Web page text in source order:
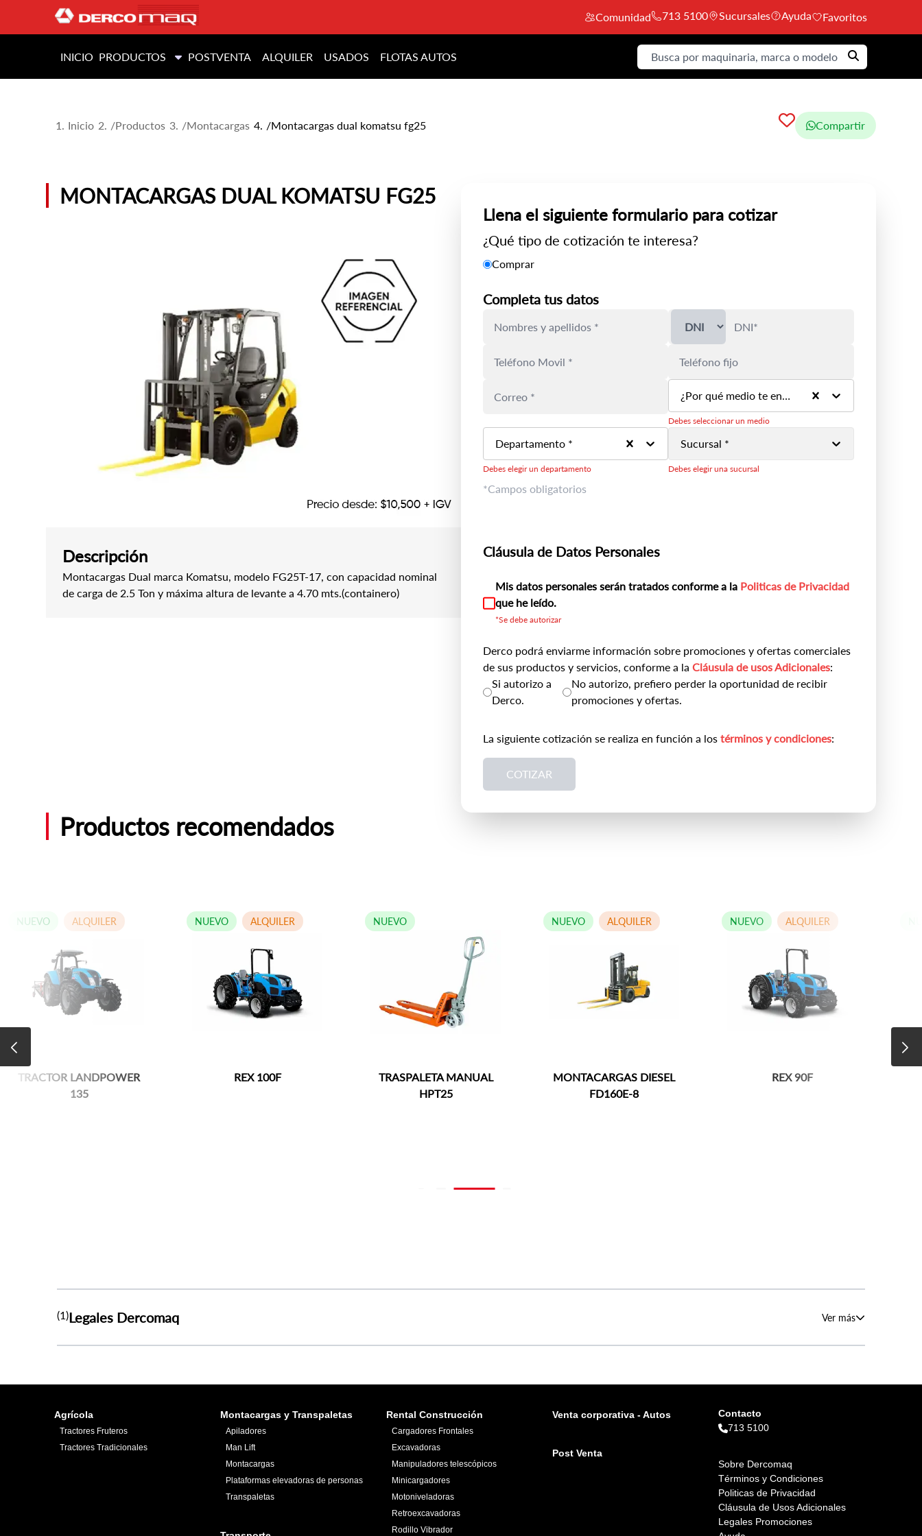
Comunidad 713 5100 Sucursales Ayuda Favoritos
INICIO PRODUCTOS POSTVENTA ALQUILER USADOS FLOTAS AUTOS
Inicio /Productos /Montacargas /Montacargas dual komatsu fg25 Compartir
MONTACARGAS DUAL KOMATSU FG25
Descripción
Montacargas Dual marca Komatsu, modelo FG25T-17, con capacidad nominal
de carga de 2.5 Ton y máxima altura de levante a 4.70 mts.(containero)
Llena el siguiente formulario para cotizar
¿Qué tipo de cotización te interesa?
Comprar
Completa tus datos
¿Por qué medio te enteraste de la marca? *
Debes seleccionar un medio
Departamento *
Debes elegir un departamento
Sucursal *
Debes elegir una sucursal
*Campos obligatorios
Cláusula de Datos Personales
Mis datos personales serán tratados conforme a la Politicas de Privacidad
que he leído.
*Se debe autorizar
Derco podrá enviarme información sobre promociones y ofertas comerciales
de sus productos y servicios, conforme a la Cláusula de usos Adicionales:
Si autorizo a
Derco.
No autorizo, prefiero perder la oportunidad de recibir
promociones y ofertas.
La siguiente cotización se realiza en función a los términos y condiciones:
COTIZAR
Productos recomendados
TRACTOR LANDPOWER
135
NUEVO ALQUILER
REX 100F
NUEVO ALQUILER
TRASPALETA MANUAL
HPT25
NUEVO
MONTACARGAS DIESEL
FD160E-8
NUEVO ALQUILER
REX 90F
NUEVO ALQUILER
(1)Legales Dercomaq Ver más
Agrícola
Tractores Fruteros
Tractores Tradicionales
Montacargas y Transpaletas
Apiladores
Man Lift
Montacargas
Plataformas elevadoras de personas
Transpaletas
Rental Construcción
Cargadores Frontales
Excavadoras
Manipuladores telescópicos
Minicargadores
Motoniveladoras
Retroexcavadoras
Rodillo Vibrador
Venta corporativa - Autos
Post Venta
Contacto
713 5100
Sobre Dercomaq
Términos y Condiciones
Politicas de Privacidad
Cláusula de Usos Adicionales
Legales Promociones